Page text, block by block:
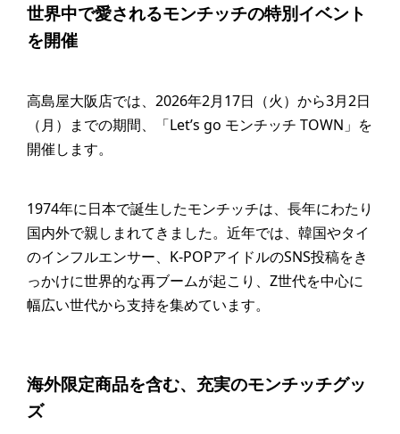
世界中で愛されるモンチッチの特別イベント
を開催
高島屋大阪店では、2026年2月17日（火）から3月2日
（月）までの期間、「Let’s go モンチッチ TOWN」を
開催します。
1974年に日本で誕生したモンチッチは、長年にわたり
国内外で親しまれてきました。近年では、韓国やタイ
のインフルエンサー、K-POPアイドルのSNS投稿をき
っかけに世界的な再ブームが起こり、Z世代を中心に
幅広い世代から支持を集めています。
海外限定商品を含む、充実のモンチッチグッ
ズ